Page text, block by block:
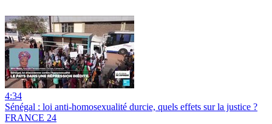
4:34
Sénégal : loi anti-homosexualité durcie, quels effets sur la justice ?
FRANCE 24